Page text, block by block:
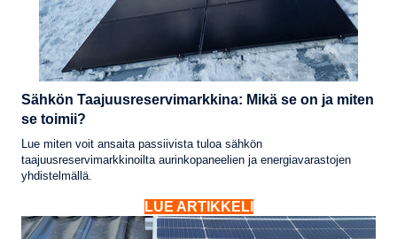
Sähkön Taajuusreservimarkkina: Mikä se on ja miten
se toimii?
Lue miten voit ansaita passiivista tuloa sähkön
taajuusreservimarkkinoilta aurinkopaneelien ja energiavarastojen
yhdistelmällä.
LUE ARTIKKELI